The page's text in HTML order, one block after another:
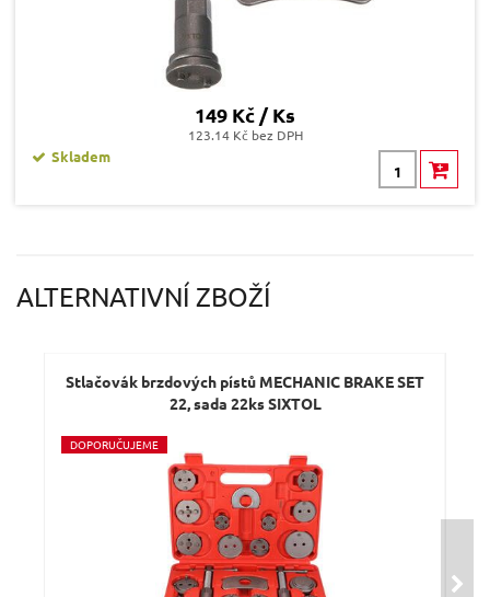
149 Kč / Ks
123.14 Kč bez DPH
Skladem
ALTERNATIVNÍ ZBOŽÍ
Stlačovák brzdových pístů MECHANIC BRAKE SET
22, sada 22ks SIXTOL
DOPORUČUJEME